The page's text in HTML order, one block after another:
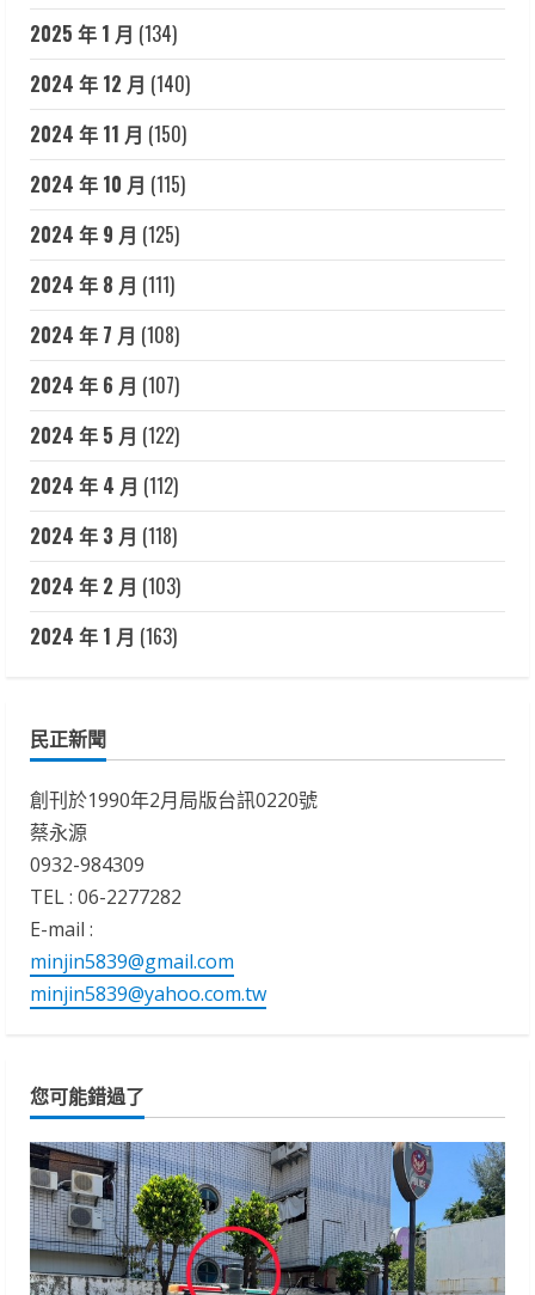
2025 年 1 月 (134)
2024 年 12 月 (140)
2024 年 11 月 (150)
2024 年 10 月 (115)
2024 年 9 月 (125)
2024 年 8 月 (111)
2024 年 7 月 (108)
2024 年 6 月 (107)
2024 年 5 月 (122)
2024 年 4 月 (112)
2024 年 3 月 (118)
2024 年 2 月 (103)
2024 年 1 月 (163)
民正新聞
創刊於1990年2月局版台訊0220號
蔡永源
0932-984309
TEL : 06-2277282
E-mail :
minjin5839@gmail.com
minjin5839@yahoo.com.tw
您可能錯過了